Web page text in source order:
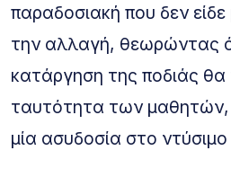
παραδοσιακή που δεν
την αλλαγή, θεωρώντας
κατάργηση της ποδιάς
ταυτότητα των μαθητών,
μία ασυδοσία στο